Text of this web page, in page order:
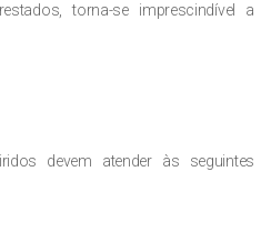
torna-se imprescindível a
devem atender às seguintes